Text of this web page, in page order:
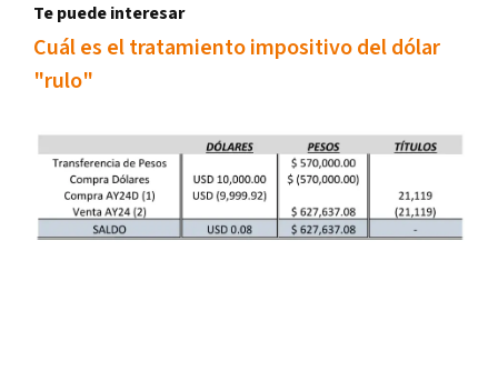
Te puede interesar
Cuál es el tratamiento impositivo del dólar
"rulo"